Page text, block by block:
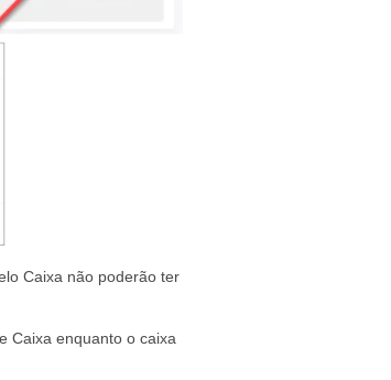
Caixa não poderão ter
Caixa enquanto o caixa